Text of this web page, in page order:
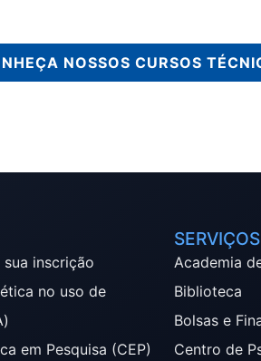
NOSSOS CURSOS
inscrição
no uso de
em Pesquisa (CEP)
SERVIÇOS
Academia
Biblioteca
Bolsas e
Centro de